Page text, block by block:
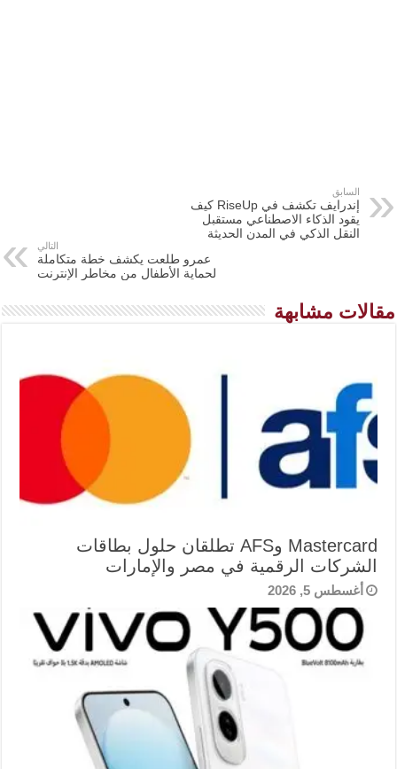
السابق
إندرايف تكشف في RiseUp كيف
يقود الذكاء الاصطناعي مستقبل
النقل الذكي في المدن الحديثة
التالي
عمرو طلعت يكشف خطة متكاملة
لحماية الأطفال من مخاطر الإنترنت
مقالات مشابهة
Mastercard وAFS تطلقان حلول بطاقات
الشركات الرقمية في مصر والإمارات
أغسطس 5, 2026